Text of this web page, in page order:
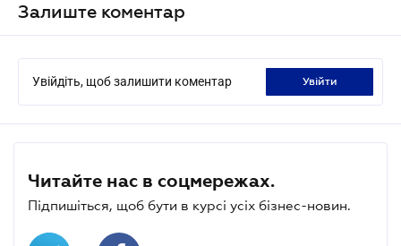
Залиште коментар
Увійдіть, щоб залишити коментар увійти
Читайте нас в соцмережах.
Підпишіться, щоб бути в курсі усіх бізнес-новин.